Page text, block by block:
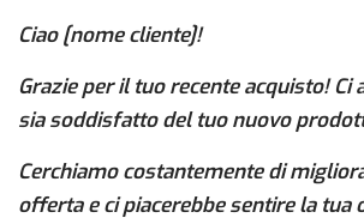
Ciao [nome cliente]!
Grazie per il tuo recente acquisto! Ci
sia soddisfatto del tuo nuovo
Cerchiamo costantemente di
offerta e ci piacerebbe sentire la tua